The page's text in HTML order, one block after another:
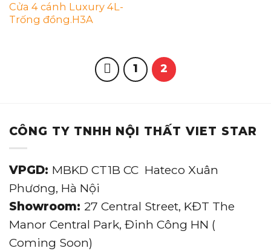
Cửa 4 cánh Luxury 4L-
Trống đồng.H3A
1 2
CÔNG TY TNHH NỘI THẤT VIET STAR
VPGD: MBKD CT1B CC Hateco Xuân
Phương, Hà Nội
Showroom: 27 Central Street, KĐT The
Manor Central Park, Đinh Công HN (
Coming Soon)